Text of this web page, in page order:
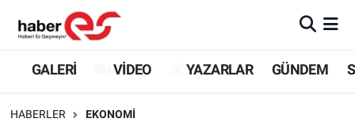
GALERİ VİDEO YAZARLAR GÜNDEM
HABERLER EKONOMİ
GALERİ
Eskişehir Nöbetçi Eczaneler